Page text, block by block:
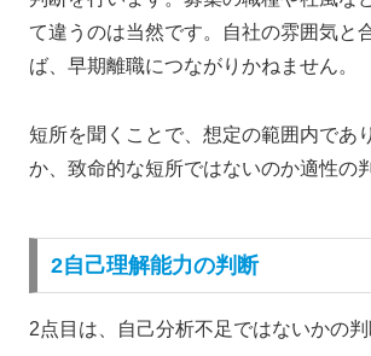
て違うのは当然です。自社の雰囲気と
ば、早期離職につながりかねません。
短所を聞くことで、想定の範囲内であ
か、致命的な短所ではないのか適性の
2自己理解能力の判断
2点目は、自己分析不足ではないかの判